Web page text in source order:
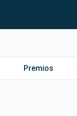
Premios